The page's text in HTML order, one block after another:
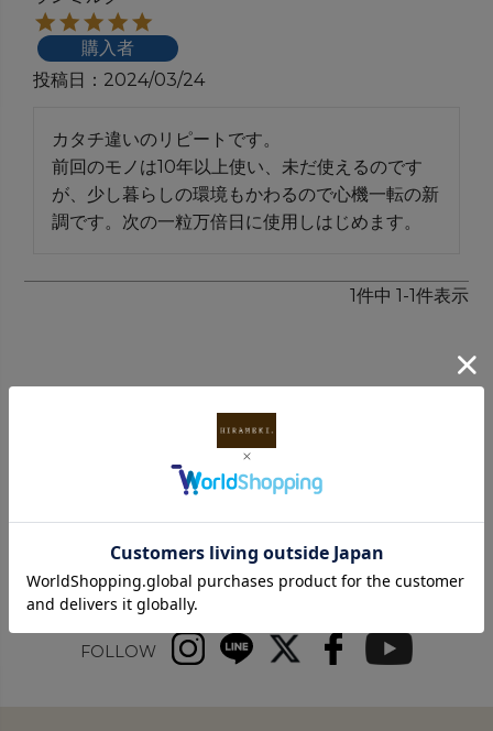
購入者
投稿日
2024/03/24
カタチ違いのリピートです。
前回のモノは10年以上使い、未だ使えるのです
が、少し暮らしの環境もかわるので心機一転の新
調です。次の一粒万倍日に使用しはじめます。
1件中 1 -1件表示
INFORMATION
FOLLOW